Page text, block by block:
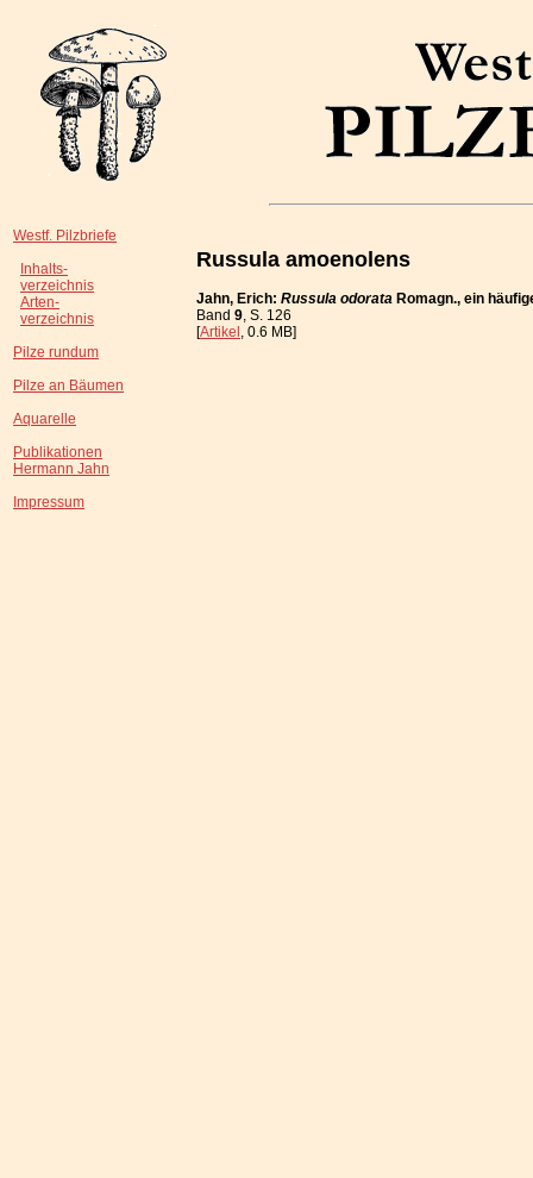
Westf. Pilzbriefe
Inhalts-
verzeichnis
Arten-
verzeichnis
Pilze rundum
Pilze an Bäumen
Aquarelle
Publikationen
Hermann Jahn
Impressum
Russula amoenolens
Jahn, Erich: Russula odorata Romagn., ein
Band 9, S. 126
[Artikel, 0.6 MB]